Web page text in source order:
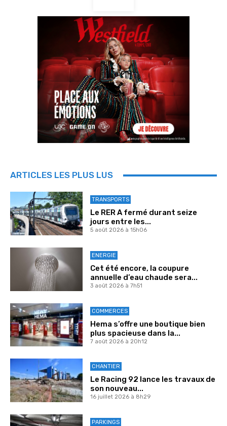
ARTICLES LES PLUS LUS
TRANSPORTS
Le RER A fermé durant seize
jours entre les...
5 août 2026 à 15h06
ENERGIE
Cet été encore, la coupure
annuelle d’eau chaude sera...
3 août 2026 à 7h51
COMMERCES
Hema s’offre une boutique bien
plus spacieuse dans la...
7 août 2026 à 20h12
CHANTIER
Le Racing 92 lance les travaux de
son nouveau...
16 juillet 2026 à 8h29
PARKINGS